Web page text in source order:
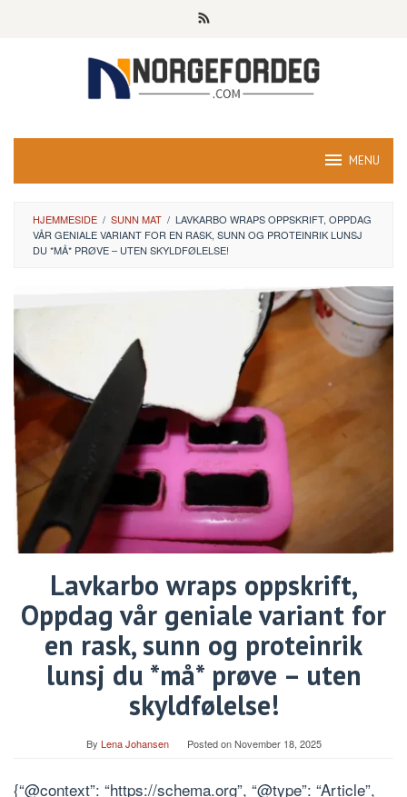
MENU
HJEMMESIDE / SUNN MAT / LAVKARBO WRAPS OPPSKRIFT, OPPDAG
VÅR GENIALE VARIANT FOR EN RASK, SUNN OG PROTEINRIK LUNSJ
DU *MÅ* PRØVE – UTEN SKYLDFØLELSE!
Lavkarbo wraps oppskrift,
Oppdag vår geniale variant for
en rask, sunn og proteinrik
lunsj du *må* prøve – uten
skyldfølelse!
By Lena Johansen Posted onNovember 18, 2025
{“@context”: “https://schema.org”, “@type”: “Article”,